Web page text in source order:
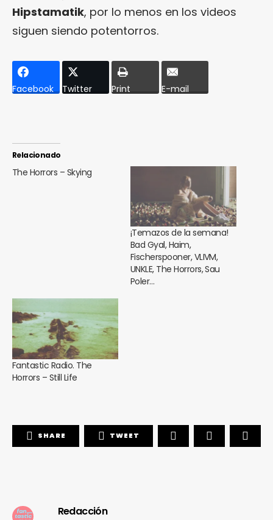
Hipstamatik, por lo menos en los videos
siguen siendo potentorros.
Facebook Twitter Print E-mail
Relacionado
The Horrors – Skying
¡Temazos de la semana!
Bad Gyal, Haim,
Fischerspooner, VLIVM,
UNKLE, The Horrors, Sau
Poler…
Fantastic Radio. The
Horrors – Still Life
SHARE TWEET
Redacción